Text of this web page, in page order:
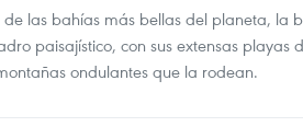
las bahías más bellas del planeta, la
paisajístico, con sus extensas playas
ondulantes que la rodean.